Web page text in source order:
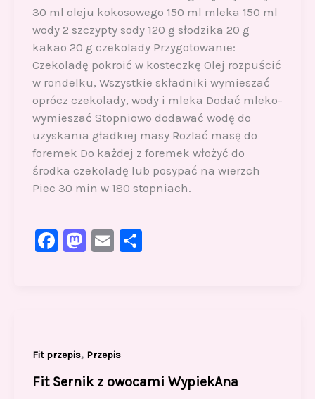
30 ml oleju kokosowego 150 ml mleka 150 ml
wody 2 szczypty sody 120 g słodzika 20 g
kakao 20 g czekolady Przygotowanie:
Czekoladę pokroić w kosteczkę Olej rozpuścić
w rondelku, Wszystkie składniki wymieszać
oprócz czekolady, wody i mleka Dodać mleko-
wymieszać Stopniowo dodawać wodę do
uzyskania gładkiej masy Rozlać masę do
foremek Do każdej z foremek włożyć do
środka czekoladę lub posypać na wierzch
Piec 30 min w 180 stopniach.
F
o
o
M
o
n
E S
Fit przepis, Przepis
Fit Sernik z owocami WypiekAna